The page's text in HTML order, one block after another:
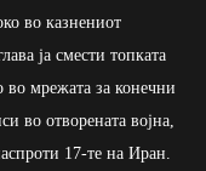
во казнениот
ја смести топката
во мрежата за конечни
во отворената војна,
17-те на Иран.